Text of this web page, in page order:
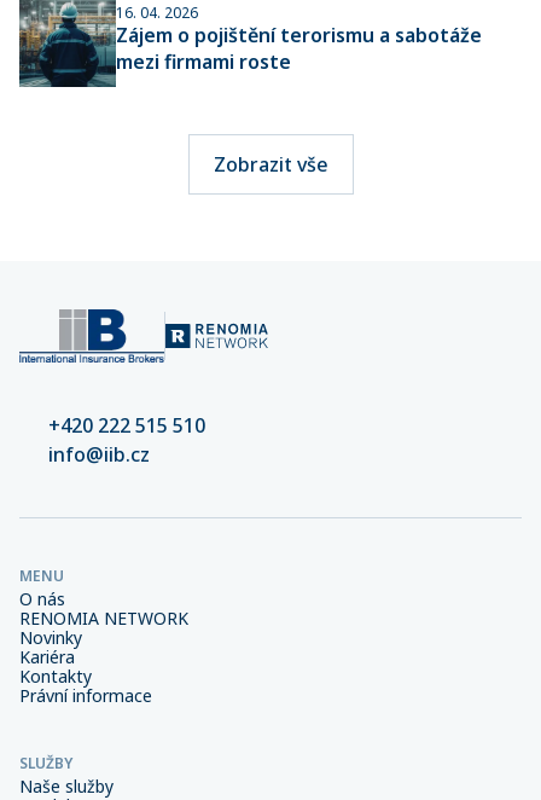
16. 04. 2026
Zájem o pojištění terorismu a sabotáže
mezi firmami roste
Zobrazit vše
+420 222 515 510
info@iib.cz
MENU
O nás
RENOMIA NETWORK
Novinky
Kariéra
Kontakty
Právní informace
SLUŽBY
Naše služby